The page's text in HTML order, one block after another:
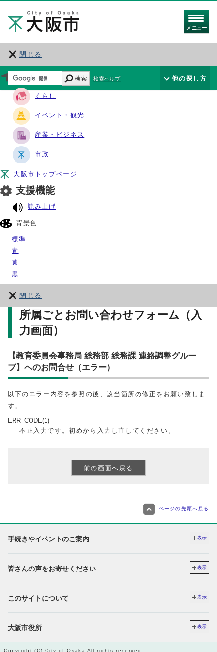
メニュー
閉じる
サイト・ナビ
くらし
イベント・観光
産業・ビジネス
市政
大阪市トップページ
支援機能
読み上げ
背景色
標準
青
黄
黒
閉じる
検索 検索ヘルプ 他の探し方
所属ごとお問い合わせフォーム（入
力画面）
【教育委員会事務局 総務部 総務課 連絡調整グルー
プ】へのお問合せ（エラー）
以下のエラー内容を参照の後、該当箇所の修正をお願い致しま
す。
ERR_CODE(1)
不正入力です。初めから入力し直してください。
ページの先頭へ戻る
手続きやイベントのご案内 表示
皆さんの声をお寄せください 表示
このサイトについて 表示
大阪市役所 表示
Copyright (C) City of Osaka All rights reserved.